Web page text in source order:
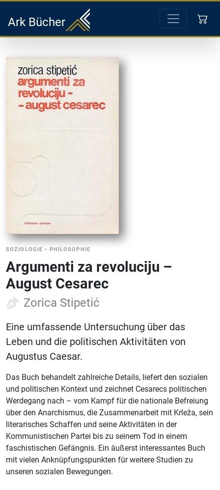
Ark Bücher
SOZIOLOGIE • PHILOSOPHIE
Argumenti za revoluciju –
August Cesarec
Zorica Stipetić
Eine umfassende Untersuchung über das
Leben und die politischen Aktivitäten von
Augustus Caesar.
Das Buch behandelt zahlreiche Details, liefert den sozialen
und politischen Kontext und zeichnet Cesarecs politischen
Werdegang nach – vom Kampf für die nationale Befreiung
über den Anarchismus, die Zusammenarbeit mit Krleža, sein
literarisches Schaffen und seine Aktivitäten in der
Kommunistischen Partei bis zu seinem Tod in einem
faschistischen Gefängnis. Ein äußerst interessantes Buch
mit vielen Anknüpfungspunkten für weitere Studien zu
unseren sozialen Bewegungen.